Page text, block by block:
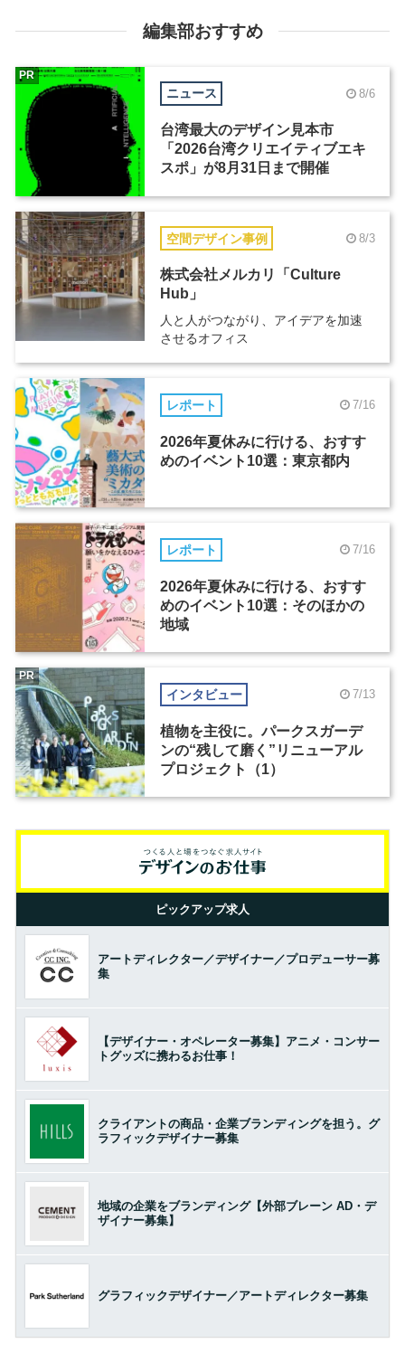
編集部おすすめ
ニュース 8/6
台湾最大のデザイン見本市
「2026台湾クリエイティブエキ
スポ」が8月31日まで開催
PR
空間デザイン事例 8/3
株式会社メルカリ「Culture
Hub」
人と人がつながり、アイデアを加速
させるオフィス
レポート 7/16
2026年夏休みに行ける、おすす
めのイベント10選：東京都内
レポート 7/16
2026年夏休みに行ける、おすす
めのイベント10選：そのほかの
地域
インタビュー 7/13
植物を主役に。パークスガーデ
ンの“残して磨く”リニューアル
プロジェクト（1）
PR
ピックアップ求人
アートディレクター／デザイナー／プロデューサー募
集
【デザイナー・オペレーター募集】アニメ・コンサー
トグッズに携わるお仕事！
クライアントの商品・企業ブランディングを担う。グ
ラフィックデザイナー募集
地域の企業をブランディング【外部ブレーン AD・デ
ザイナー募集】
グラフィックデザイナー／アートディレクター募集